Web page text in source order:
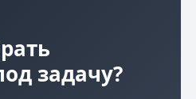
задачу?